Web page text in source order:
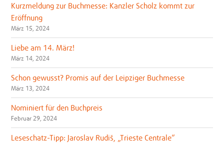
Kurzmeldung zur Buchmesse: Kanzler Scholz kommt zur
Eröffnung
März 15, 2024
Liebe am 14. März!
März 14, 2024
Schon gewusst? Promis auf der Leipziger Buchmesse
März 13, 2024
Nominiert für den Buchpreis
Februar 29, 2024
Leseschatz-Tipp: Jaroslav Rudiš, „Trieste Centrale“